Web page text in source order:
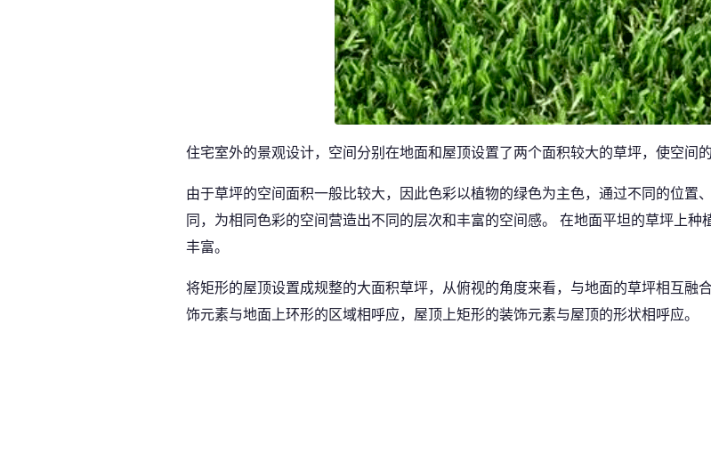
住宅室外的景观设计，空间分别在地面和屋顶设置了两个面积较大的草坪，使空间
由于草坪的空间面积一般比较大，因此色彩以植物的绿色为主色，通过不同的位置
同，为相同色彩的空间营造出不同的层次和丰富的空间感。 在地面平坦的草坪上
丰富。
将矩形的屋顶设置成规整的大面积草坪，从俯视的角度来看，与地面的草坪相互融
饰元素与地面上环形的区域相呼应，屋顶上矩形的装饰元素与屋顶的形状相呼应。